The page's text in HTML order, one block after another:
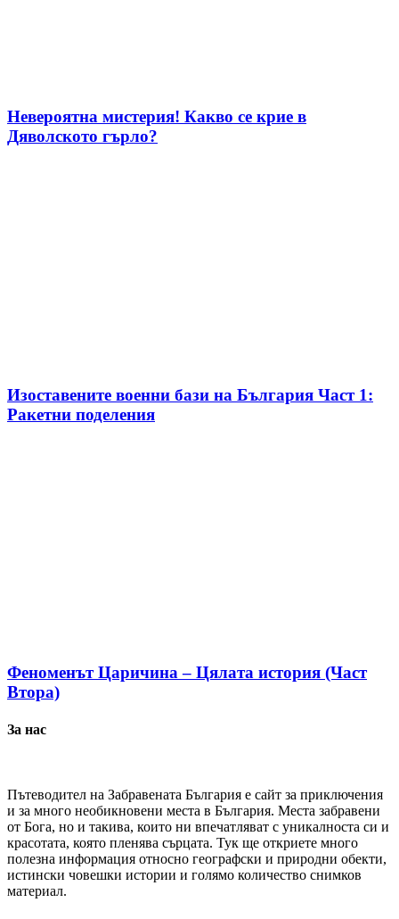
Невероятна мистерия! Какво се крие в
Дяволското гърло?
Изоставените военни бази на България Част 1:
Ракетни поделения
Феноменът Царичина – Цялата история (Част
Втора)
За нас
Пътеводител на Забравената България е сайт за приключения
и за много необикновени места в България. Места забравени
от Бога, но и такива, които ни впечатляват с уникалноста си и
красотата, която пленява сърцата. Тук ще откриете много
полезна информация относно географски и природни обекти,
истински човешки истории и голямо количество снимков
материал.